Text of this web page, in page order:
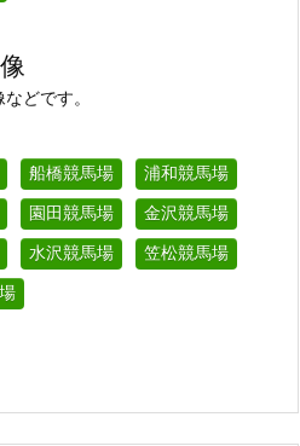
どです。
船橋競馬場
浦和競馬場
園田競馬場
金沢競馬場
水沢競馬場
笠松競馬場